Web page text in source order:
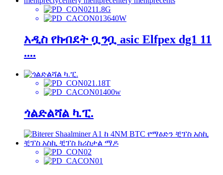
11.8G
3640W
አዲስ የክብደት ቧንቧ asic Elfpex dg1 11
....
1.18T
400w
ጎልድልሻል ካ.ፒ.